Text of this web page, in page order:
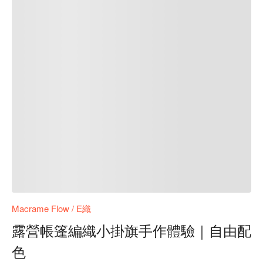
Macrame Flow / E織
露營帳篷編織小掛旗手作體驗｜自由配
色